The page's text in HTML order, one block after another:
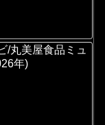
/丸美屋食品ミュ
年)